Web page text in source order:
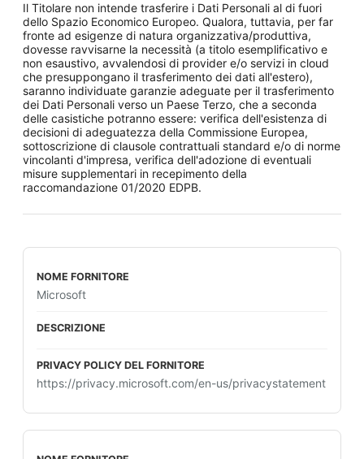
Il Titolare non intende trasferire i Dati Personali al di fuori
dello Spazio Economico Europeo. Qualora, tuttavia, per far
fronte ad esigenze di natura organizzativa/produttiva,
dovesse ravvisarne la necessità (a titolo esemplificativo e
non esaustivo, avvalendosi di provider e/o servizi in cloud
che presuppongano il trasferimento dei dati all'estero),
saranno individuate garanzie adeguate per il trasferimento
dei Dati Personali verso un Paese Terzo, che a seconda
delle casistiche potranno essere: verifica dell'esistenza di
decisioni di adeguatezza della Commissione Europea,
sottoscrizione di clausole contrattuali standard e/o di norme
vincolanti d'impresa, verifica dell'adozione di eventuali
misure supplementari in recepimento della
raccomandazione 01/2020 EDPB.
Microsoft
https://privacy.microsoft.com/en-us/privacystatement